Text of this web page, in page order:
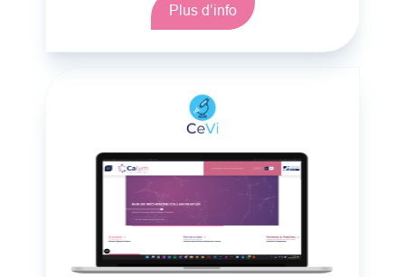
Plus d’info